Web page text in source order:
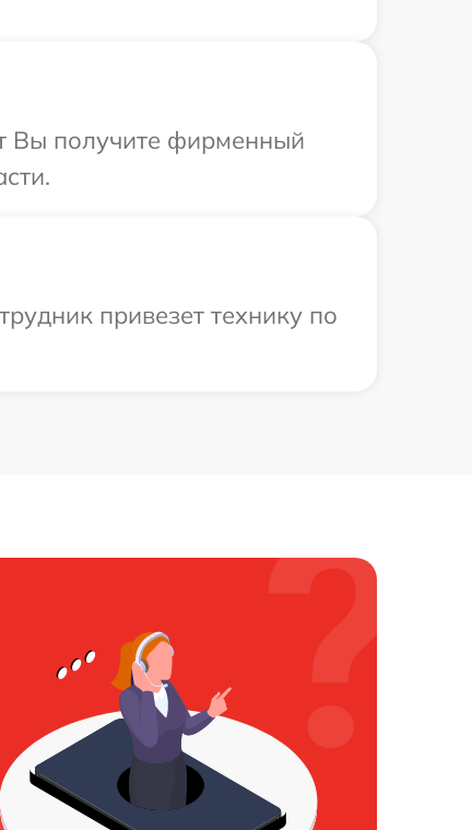
Вы получите фирменный
привезет технику по